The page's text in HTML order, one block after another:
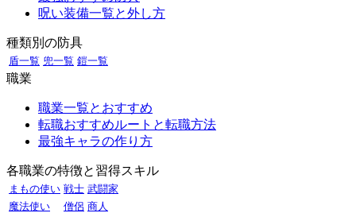
呪い装備一覧と外し方
種類別の防具
盾一覧 兜一覧 鎧一覧
職業
職業一覧とおすすめ
転職おすすめルートと転職方法
最強キャラの作り方
各職業の特徴と習得スキル
まもの使い 戦士 武闘家
魔法使い
僧侶 商人